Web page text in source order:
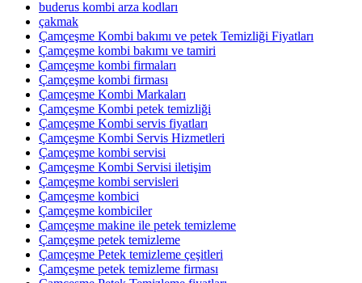
buderus kombi arza kodları
çakmak
Çamçeşme Kombi bakımı ve petek Temizliği Fiyatları
Çamçeşme kombi bakımı ve tamiri
Çamçeşme kombi firmaları
Çamçeşme kombi firması
Çamçeşme Kombi Markaları
Çamçeşme Kombi petek temizliği
Çamçeşme Kombi servis fiyatları
Çamçeşme Kombi Servis Hizmetleri
Çamçeşme kombi servisi
Çamçeşme Kombi Servisi iletişim
Çamçeşme kombi servisleri
Çamçeşme kombici
Çamçeşme kombiciler
Çamçeşme makine ile petek temizleme
Çamçeşme petek temizleme
Çamçeşme Petek temizleme çeşitleri
Çamçeşme petek temizleme firması